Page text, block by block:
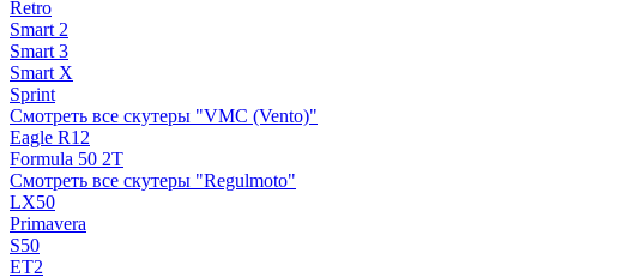
Retro
Smart 2
Smart 3
Smart X
Sprint
Смотреть все скутеры "VMC (Vento)"
Eagle R12
Formula 50 2Т
Смотреть все скутеры "Regulmoto"
LX50
Primavera
S50
ET2